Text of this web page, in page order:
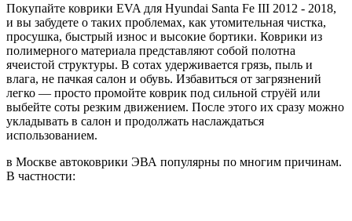
Покупайте коврики EVA для Hyundai Santa Fe III 2012 - 2018,
и вы забудете о таких проблемах, как утомительная чистка,
просушка, быстрый износ и высокие бортики. Коврики из
полимерного материала представляют собой полотна
ячеистой структуры. В сотах удерживается грязь, пыль и
влага, не пачкая салон и обувь. Избавиться от загрязнений
легко — просто промойте коврик под сильной струёй или
выбейте соты резким движением. После этого их сразу можно
укладывать в салон и продолжать наслаждаться
использованием.
в Москве автоковрики ЭВА популярны по многим причинам.
В частности: